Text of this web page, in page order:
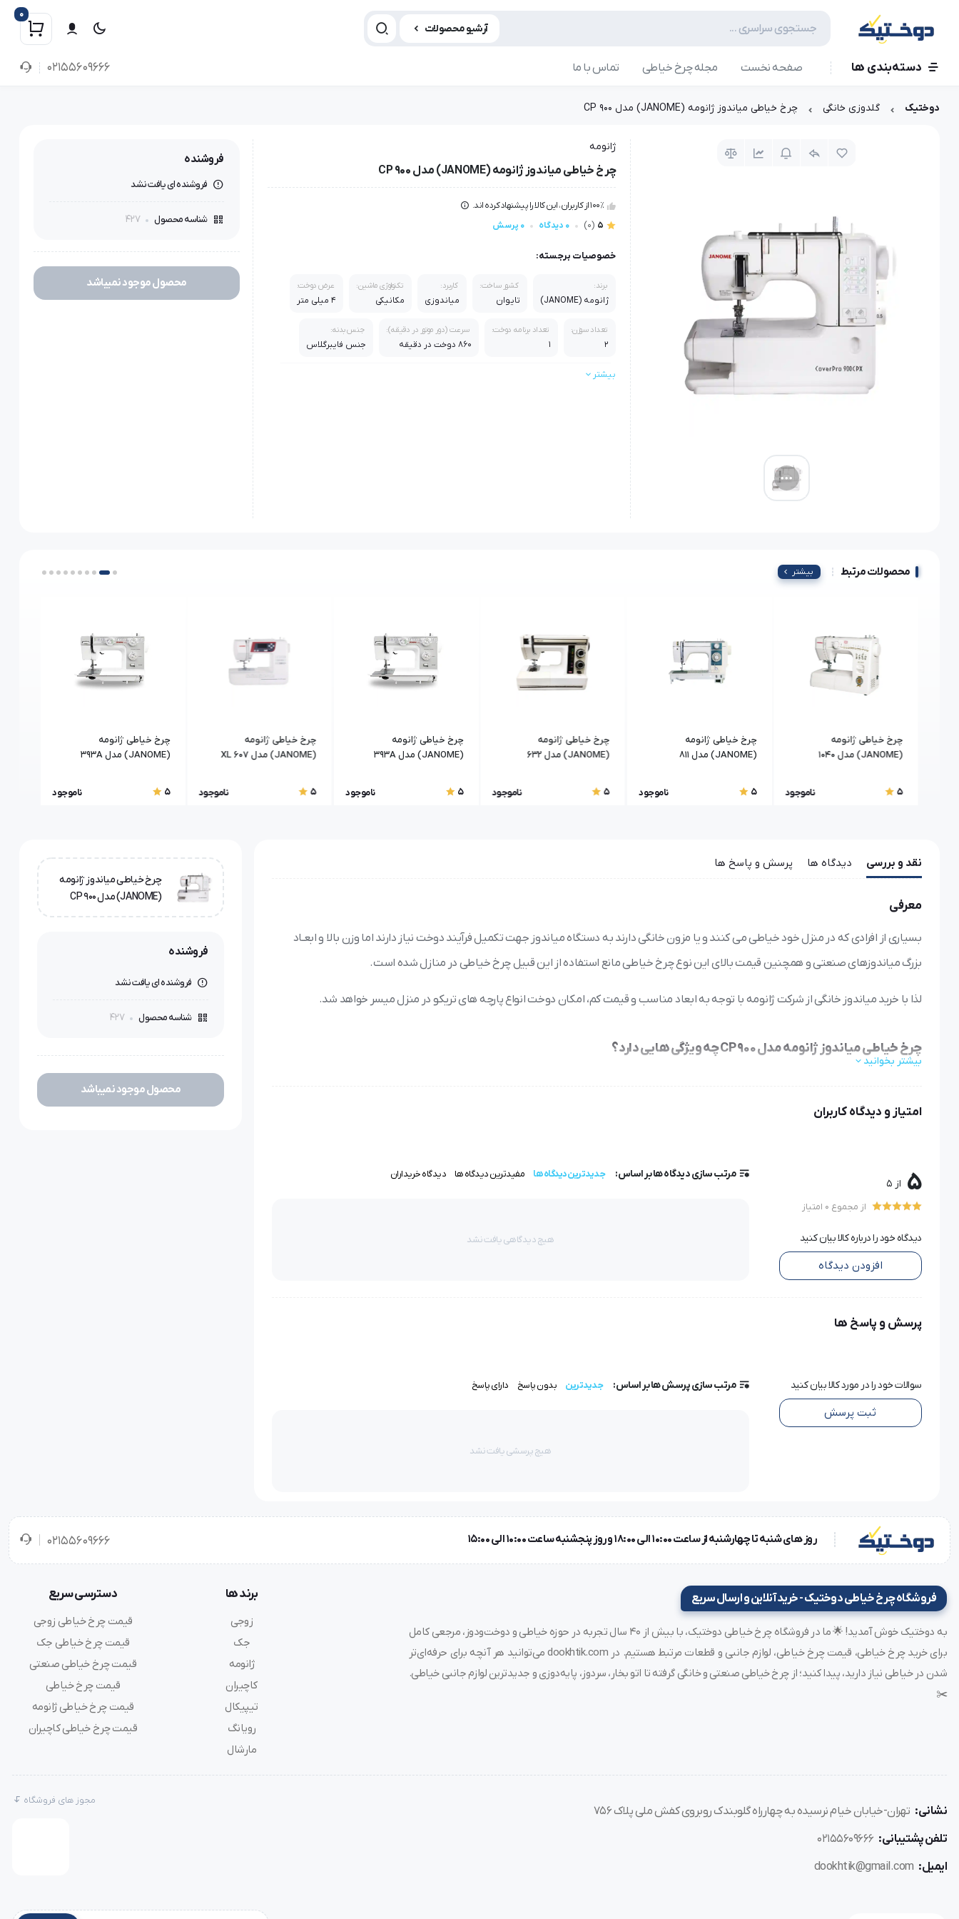
آرشیو محصولات
0
دسته‌بندی ها صفحه نخست مجله چرخ خیاطی تماس با ما 02155609666
دوختیک گلدوزی خانگی چرخ خیاطی میاندوز ژانومه (JANOME) مدل 900 CP
ژانومه
چرخ خیاطی میاندوز ژانومه (JANOME) مدل 900 CP
100٪ از کاربران، این کالا را پیشنهاد کرده اند.
5
(0) 0 دیدگاه 0 پرسش
خصوصیات برجسته:
برند:
ژانومه (JANOME)
کشور ساخت:
تایوان
کاربرد:
میاندوزی
تکنولوژی ماشین:
مکانیکی
عرض دوخت:
4 میلی متر
تعداد سوزن:
2
تعداد برنامه دوخت:
1
سرعت (دور موتور در دقیقه):
860 دوخت در دقیقه
جنس بدنه:
جنس فایبرگلاس
اقلام همراه:
بیشتر
فروشنده
فروشنده ای یافت نشد
شناسه محصول 427
محصول موجود نمیباشد
محصولات مرتبط بیشتر
چرخ خیاطی ژانومه
(JANOME) مدل 1040
5 ناموجود
چرخ خیاطی ژانومه
(JANOME) مدل 811
5 ناموجود
چرخ خیاطی ژانومه
(JANOME) مدل 632
5 ناموجود
چرخ خیاطی ژانومه
(JANOME) مدل 393A
5 ناموجود
چرخ خیاطی ژانومه
(JANOME) مدل 607 XL
5 ناموجود
چرخ خیاطی ژانومه
(JANOME) مدل 393A
5 ناموجود
نقد و بررسی دیدگاه ها پرسش و پاسخ ها
معرفی
بسیاری از افرادی که در منزل خود خیاطی می کنند و یا مزون خانگی دارند به دستگاه میاندوز جهت تکمیل فرآیند دوخت نیاز دارند اما وزن بالا و ابعـاد
بزرگ میاندوزهای صنعتی و همچنین قیمت بالای این نوع چرخ خیاطی مانع استفاده از این قبیل چرخ خیاطی در منازل شده است.
لذا با خرید میاندوز خانگی از شرکت ژانومه با توجه به ابعاد مناسب و قیمت کم، امکان دوخت انواع پارچه های تریکو در منزل میسر خواهد شد.
چرخ خیاطی میاندوز ژانومه مدل 900 CP چه ویژگی هایی دارد؟
ویژگی ها و مشخصات فنی
برند: ژانومه (JANOME)
کشور سازنده: تایوان
کاربرد ها: میاندوزی
تعداد سوزن: 2 سوزنه
سوزن نخ کن اتومات ندارد
سرعت (دور موتور در دقیقه): 860 دوخت در دقیقه
اهرم فشار پایه دارد
طرح روی بدنه: ندارد
دسته برای حمل: دارد
جنس بدنه: جنس فایبرگلاس
اقلام همراه: روغن چرخ خیاطی / دفترچه لوازم / 1بسته سوزن / دفترچه راهنمای فارسی / سی دی محصول
استانداردها: استانداردCE اروپا , استاندارد جهانی PSE , ایزو 9001 و ایزو 14000 از شرکت TUV
بیشتر بخوانید
امتیاز و دیدگاه کاربران
5 از 5
از مجموع 0 امتیاز
دیدگاه خود را درباره کالا بیان کنید
افزودن دیدگاه
مرتب سازی دیدگاه ها بر اساس: جدیدترین دیدگاه ها مفیدترین دیدگاه ها دیدگاه خریداران
هیچ دیدگاهی یافت نشد
پرسش و پاسخ ها
سوالات خود را در مورد کالا بیان کنید
ثبت پرسش
مرتب سازی پرسش ها بر اساس: جدیدترین بدون پاسخ دارای پاسخ
هیچ پرسشی یافت نشد
چرخ خیاطی میاندوز ژانومه
(JANOME) مدل 900 CP
فروشنده
فروشنده ای یافت نشد
شناسه محصول 427
محصول موجود نمیباشد
روز های شنبه تا چهارشنبه از ساعت 10:00 الی 18:00 و روز پنجشنبه ساعت 10:00 الی 15:00 02155609666
فروشگاه چرخ خیاطی دوختیک - خرید آنلاین و ارسال سریع
به دوختیک خوش آمدید! 🌟 ما در فروشگاه چرخ خیاطی دوختیک، با بیش از ۴۰ سال تجربه در حوزه خیاطی و دوخت‌ودوز، مرجعی کامل
برای خرید چرخ خیاطی، قیمت چرخ خیاطی، لوازم جانبی و قطعات مرتبط هستیم. در dookhtik.com می‌توانید هر آنچه برای حرفه‌ای‌تر
شدن در خیاطی نیاز دارید، پیدا کنید؛ از چرخ خیاطی صنعتی و خانگی گرفته تا اتو بخار، سردوز، پایه‌دوزی و جدیدترین لوازم جانبی خیاطی.
✂️
برند ها
زوجی
جک
ژانومه
کاچیران
تیپیکال
رویانگ
مارشال
دسترسی سریع
قیمت چرخ خیاطی زوجی
قیمت چرخ خیاطی جک
قیمت چرخ خیاطی صنعتی
قیمت چرخ خیاطی
قیمت چرخ خیاطی ژانومه
قیمت چرخ خیاطی کاچیران
نشانی: تهران-خیابان خیام نرسیده به چهارراه گلوبندک روبروی کفش ملی پلاک 756
تلفن پشتیبانی: 02155609666
ایمیل: dookhtik@gmail.com
مجوز های فروشگاه